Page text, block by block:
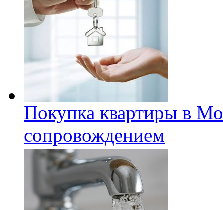
Покупка квартиры в
сопровождением